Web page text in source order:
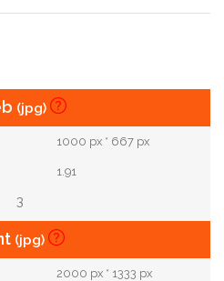
(jpg)
1000 px * 667 px
1.91
3
(jpg)
2000 px * 1333 px